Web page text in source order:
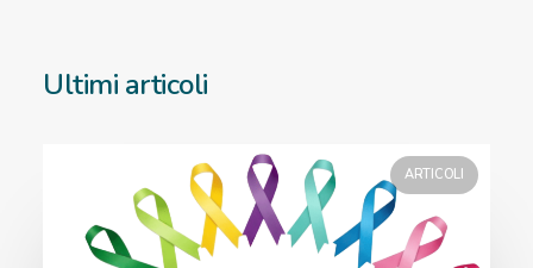
Ultimi articoli
ARTICOLI